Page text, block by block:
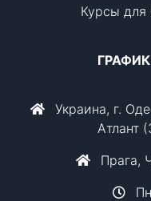
Курсы для
Украина, г.
Атлант
Прага,